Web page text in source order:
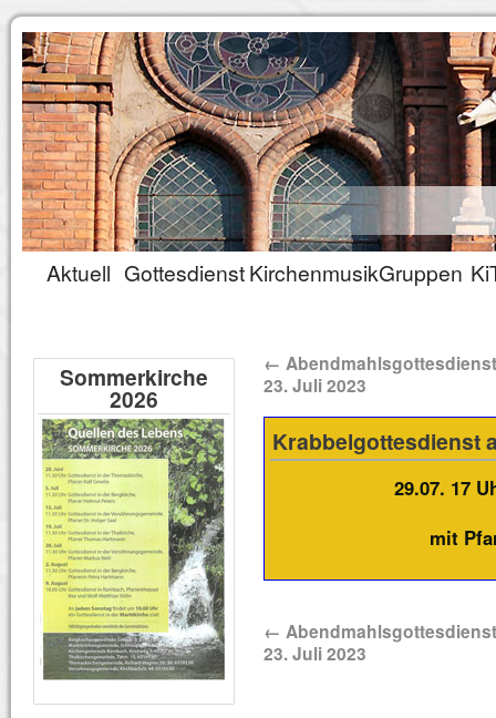
Aktuell GottesdienstKirchenmusikGruppen
←
23. Juli 2023
Krabbelgottesdienst
29.07. 17
mit
←
23. Juli 2023
Sommerkirche
2026